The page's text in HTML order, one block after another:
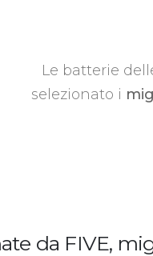
Le batterie
selezionato i
da FIVE,